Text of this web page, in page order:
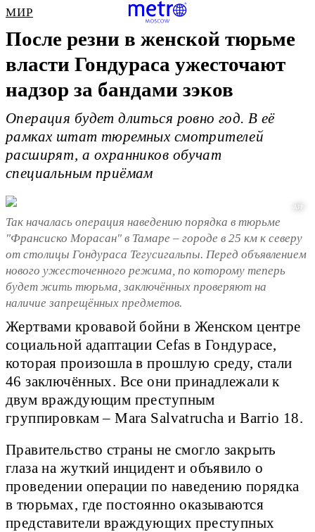
МИР
После резни в женской тюрьме
власти Гондураса ужесточают
надзор за бандами зэков
Операция будет длиться ровно год. В её
рамках штат тюремных смотрителей
расширят, а охранников обучат
специальным приёмам
AFP
Так началась операция наведению порядка в тюрьме
"Франсиско Морасан" в Тамаре – городе в 25 км к северу
от столицы Гондураса Тегусигальпы. Перед объявлением
нового ужесточенного режима, по которому теперь
будет жить тюрьма, заключённых проверяют на
наличие запрещённых предметов.
Жертвами кровавой бойни в Женском центре
социальной адаптации Cefas в Гондурасе,
которая произошла в прошлую среду, стали
46 заключённых. Все они принадлежали к
двум враждующим преступным
группировкам – Mara Salvatrucha и Barrio 18.
Правительство страны не смогло закрыть
глаза на жуткий инцидент и объявило о
проведении операции по наведению порядка
в тюрьмах, где постоянно оказываются
представители враждующих преступных